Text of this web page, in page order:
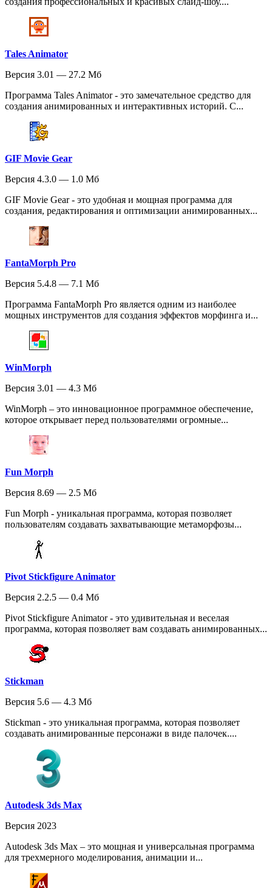
Tales Animator
Версия 3.01 — 27.2 Мб
Программа Tales Animator - это замечательное средство для
создания анимированных и интерактивных историй. С...
GIF Movie Gear
Версия 4.3.0 — 1.0 Мб
GIF Movie Gear - это удобная и мощная программа для
создания, редактирования и оптимизации анимированных...
FantaMorph Pro
Версия 5.4.8 — 7.1 Мб
Программа FantaMorph Pro является одним из наиболее
мощных инструментов для создания эффектов морфинга и...
WinMorph
Версия 3.01 — 4.3 Мб
WinMorph – это инновационное программное обеспечение,
которое открывает перед пользователями огромные...
Fun Morph
Версия 8.69 — 2.5 Мб
Fun Morph - уникальная программа, которая позволяет
пользователям создавать захватывающие метаморфозы...
Pivot Stickfigure Animator
Версия 2.2.5 — 0.4 Мб
Pivot Stickfigure Animator - это удивительная и веселая
программа, которая позволяет вам создавать анимированных...
Stickman
Версия 5.6 — 4.3 Мб
Stickman - это уникальная программа, которая позволяет
создавать анимированные персонажи в виде палочек....
Autodesk 3ds Max
Версия 2023
Autodesk 3ds Max – это мощная и универсальная программа
для трехмерного моделирования, анимации и...